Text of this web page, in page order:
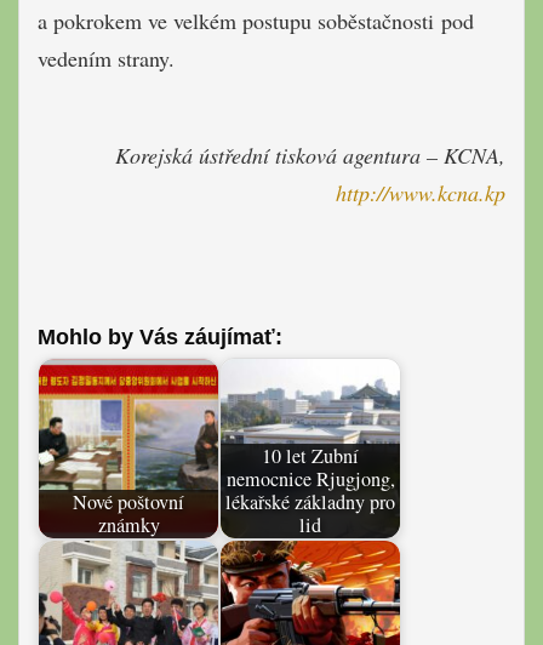
a pokrokem ve velkém postupu soběstačnosti pod
vedením strany.
Korejská ústřední tisková agentura – KCNA,
http://www.kcna.kp
Mohlo by Vás záujímať:
Nové poštovní
známky
10 let Zubní
nemocnice Rjugjong,
lékařské základny pro
lid